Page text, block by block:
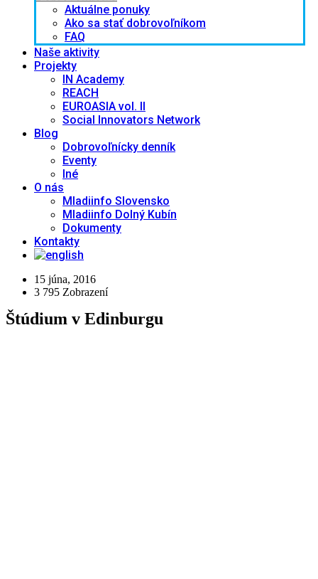
Aktuálne ponuky
Ako sa stať dobrovoľníkom
FAQ
Naše aktivity
Projekty
IN Academy
REACH
EUROASIA vol. II
Social Innovators Network
Blog
Dobrovoľnícky denník
Eventy
Iné
O nás
Mladiinfo Slovensko
Mladiinfo Dolný Kubín
Dokumenty
Kontakty
15 júna, 2016
3 795 Zobrazení
Štúdium v Edinburgu